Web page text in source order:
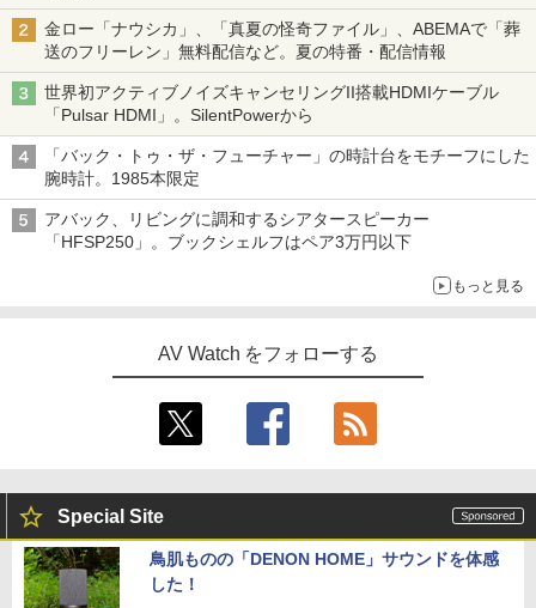
金ロー「ナウシカ」、「真夏の怪奇ファイル」、ABEMAで「葬
送のフリーレン」無料配信など。夏の特番・配信情報
世界初アクティブノイズキャンセリングII搭載HDMIケーブル
「Pulsar HDMI」。SilentPowerから
「バック・トゥ・ザ・フューチャー」の時計台をモチーフにした
腕時計。1985本限定
アバック、リビングに調和するシアタースピーカー
「HFSP250」。ブックシェルフはペア3万円以下
もっと見る
AV Watch をフォローする
Special Site
鳥肌ものの「DENON HOME」サウンドを体感
した！